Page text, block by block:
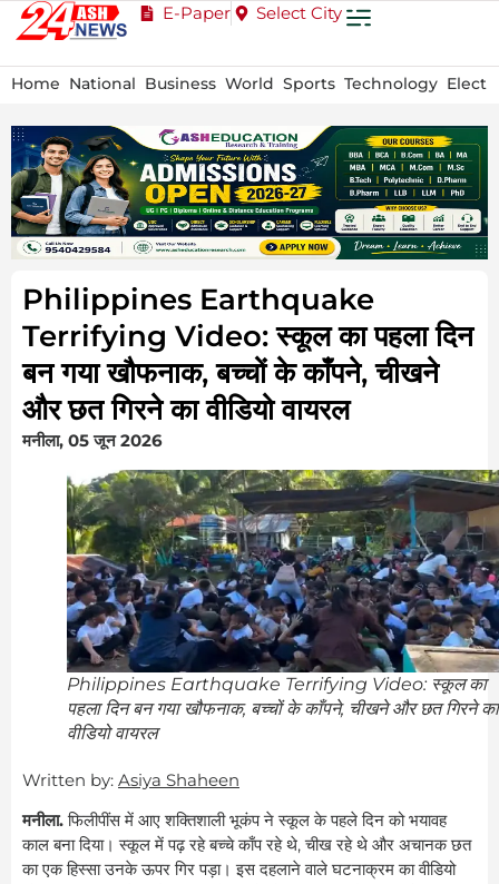
E-Paper Select City
Home National Business World Sports Technology
Philippines Earthquake
Terrifying Video: स्कूल का पहला दिन
बन गया खौफनाक, बच्चों के काँपने, चीखने
और छत गिरने का वीडियो वायरल
मनीला, 05 जून 2026
Philippines Earthquake Terrifying Video: स्कूल का
पहला दिन बन गया खौफनाक, बच्चों के काँपने, चीखने और छत गिरने का
वीडियो वायरल
Written by: Asiya Shaheen
मनीला.फिलीपींस में आए शक्तिशाली भूकंप ने स्कूल के पहले दिन को भयावह
काल बना दिया। स्कूल में पढ़ रहे बच्चे काँप रहे थे, चीख रहे थे और अचानक छत
का एक हिस्सा उनके ऊपर गिर पड़ा। इस दहलाने वाले घटनाक्रम का वीडियो